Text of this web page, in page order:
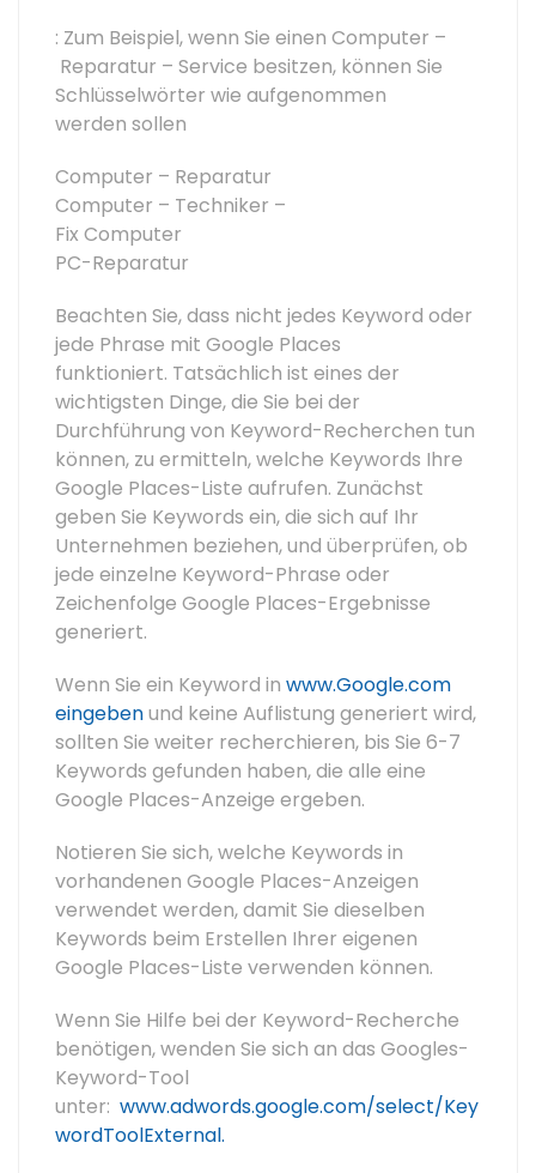
: Zum Beispiel, wenn Sie einen Computer –
Reparatur – Service besitzen, können Sie
Schlüsselwörter wie aufgenommen
werden sollen
Computer – Reparatur
Computer – Techniker –
Fix Computer
PC-Reparatur
Beachten Sie, dass nicht jedes Keyword oder
jede Phrase mit Google Places
funktioniert. Tatsächlich ist eines der
wichtigsten Dinge, die Sie bei der
Durchführung von Keyword-Recherchen tun
können, zu ermitteln, welche Keywords Ihre
Google Places-Liste aufrufen. Zunächst
geben Sie Keywords ein, die sich auf Ihr
Unternehmen beziehen, und überprüfen, ob
jede einzelne Keyword-Phrase oder
Zeichenfolge Google Places-Ergebnisse
generiert.
Wenn Sie ein Keyword in www.Google.com
eingebenund keine Auflistung generiert wird,
sollten Sie weiter recherchieren, bis Sie 6-7
Keywords gefunden haben, die alle eine
Google Places-Anzeige ergeben.
Notieren Sie sich, welche Keywords in
vorhandenen Google Places-Anzeigen
verwendet werden, damit Sie dieselben
Keywords beim Erstellen Ihrer eigenen
Google Places-Liste verwenden können.
Wenn Sie Hilfe bei der Keyword-Recherche
benötigen, wenden Sie sich an das Googles-
Keyword-Tool
unter: www.adwords.google.com/select/Key
wordToolExternal.